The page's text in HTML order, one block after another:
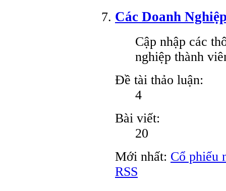
Các Doanh
Cập nhập các
nghiệp thành
Đề tài thảo luận:
4
Bài viết:
20
Mới nhất: Cổ phiếu
RSS